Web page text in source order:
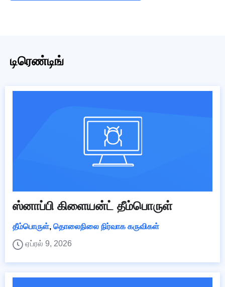
டிரெண்டிங்
ஸ்னாப்பி கிளையன்ட் தீம்பொருள்
தீம்பொருள், தொலைநிலை நிர்வாக கருவிகள்
ஏப்ரல் 9, 2026